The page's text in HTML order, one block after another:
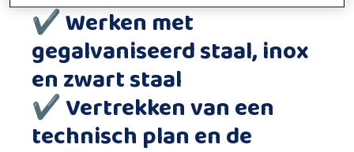
✔ Werken met
gegalvaniseerd staal, inox
en zwart staal
✔ Vertrekken van een
technisch planen de